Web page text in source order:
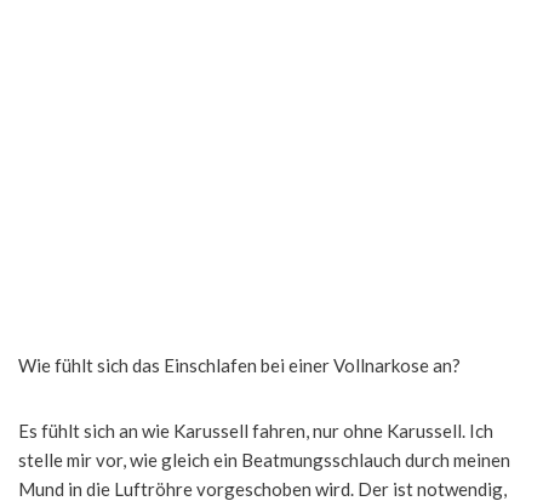
Wie fühlt sich das Einschlafen bei einer Vollnarkose an?
Es fühlt sich an wie Karussell fahren, nur ohne Karussell. Ich
stelle mir vor, wie gleich ein Beatmungsschlauch durch meinen
Mund in die Luftröhre vorgeschoben wird. Der ist notwendig,